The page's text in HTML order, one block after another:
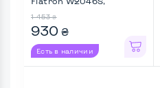
1 453 ₴
930 ₴
Есть в наличии